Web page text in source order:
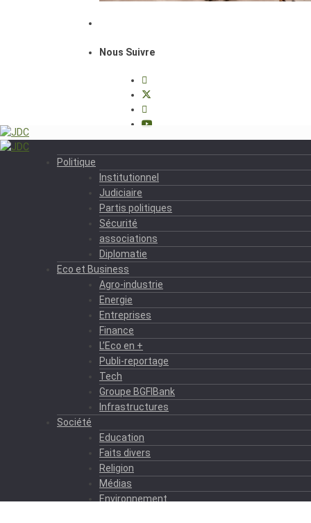
Nous Suivre
Politique
Institutionnel
Judiciaire
Partis politiques
Sécurité
associations
Diplomatie
Eco et Business
Agro-industrie
Energie
Entreprises
Finance
L’Eco en +
Publi-reportage
Tech
Groupe BGFIBank
Infrastructures
Société
Education
Faits divers
Religion
Médias
Environnement